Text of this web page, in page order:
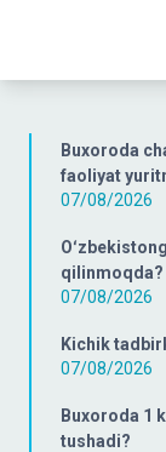
Buxoroda
faoliyat
07/08/2026
qilinmoqda?
07/08/2026
Kichik
07/08/2026
Buxoroda 1
tushadi?